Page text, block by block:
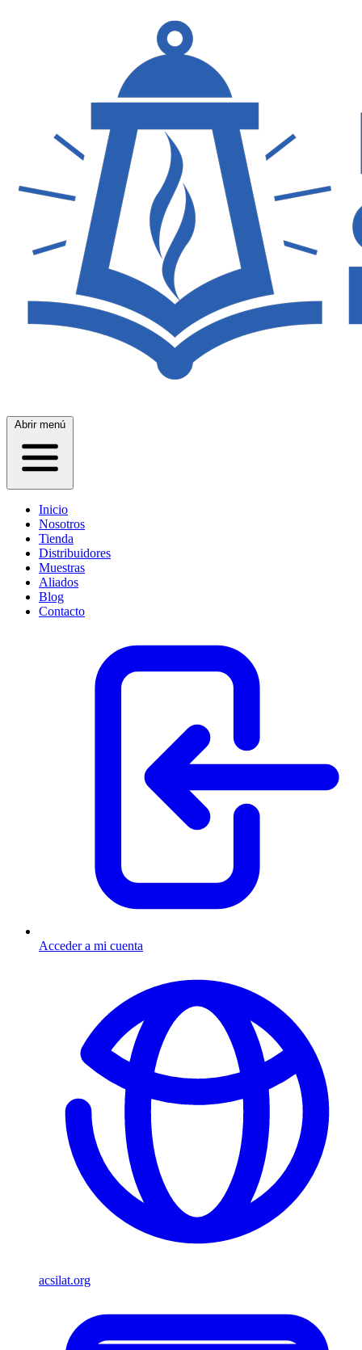
Abrir menú
Inicio
Nosotros
Tienda
Distribuidores
Muestras
Aliados
Blog
Contacto
Acceder a mi cuenta
acsilat.org